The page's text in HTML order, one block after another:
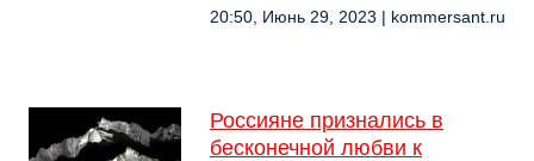
20:50, Июнь 29, 2023 | kommersant.ru
Россияне признались в
бесконечной любви к